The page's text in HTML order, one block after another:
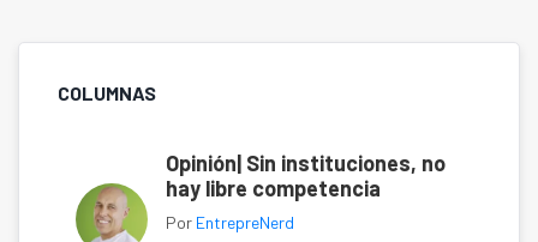
COLUMNAS
Opinión| Sin instituciones, no
hay libre competencia
Por EntrepreNerd